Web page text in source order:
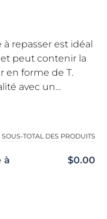
repasser est idéal
peut contenir la
en forme de T.
avec un
matériel inclus.
SOUS-TOTAL DES PRODUITS
à
$0.00